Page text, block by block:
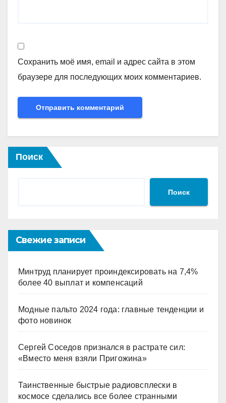
Сохранить моё имя, email и адрес сайта в этом
браузере для последующих моих комментариев.
Поиск
Поиск
Свежие записи
Минтруд планирует проиндексировать на 7,4%
более 40 выплат и компенсаций
Модные пальто 2024 года: главные тенденции и
фото новинок
Сергей Соседов признался в растрате сил:
«Вместо меня взяли Пригожина»
Таинственные быстрые радиовсплески в
космосе сделались все более странными